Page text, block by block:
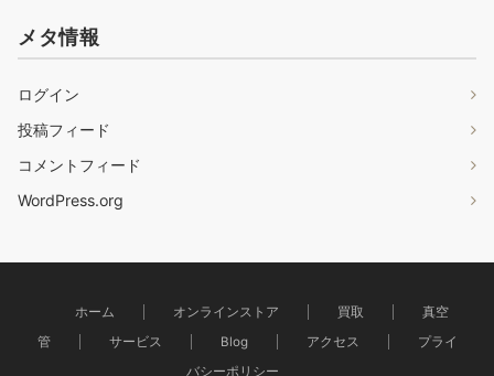
メタ情報
ログイン
投稿フィード
コメントフィード
WordPress.org
ホーム オンラインストア 買取
真空
管
サービス Blog アクセス
プライ
バシーポリシー